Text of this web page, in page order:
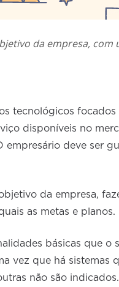
da empresa, com
tecnológicos
disponíveis no
deve ser
da empresa,
as metas e planos.
básicas que o
vez que há sistemas
não são